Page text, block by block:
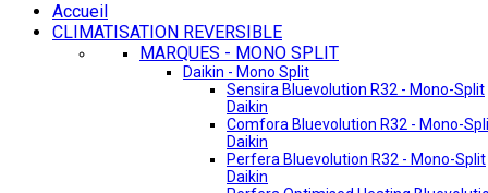
Accueil
CLIMATISATION REVERSIBLE
MARQUES - MONO SPLIT
Daikin - Mono Split
Sensira Bluevolution R32 - Mono-Split
Daikin
Comfora Bluevolution R32 - Mono-
Daikin
Perfera Bluevolution R32 - Mono-Split
Daikin